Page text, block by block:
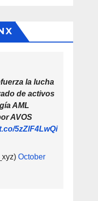
X
la lucha
de activos
AML
AVOS
5zZlF4LwQi
October